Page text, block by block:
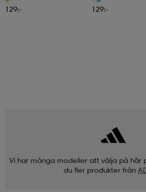
129:- 129:-
Vi har många modeller att välja på här
du fler produkter från